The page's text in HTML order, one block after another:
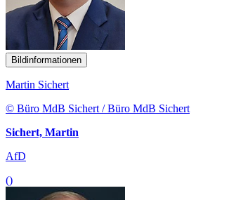
Bildinformationen
Martin Sichert
© Büro MdB Sichert / Büro MdB Sichert
Sichert, Martin
AfD
()